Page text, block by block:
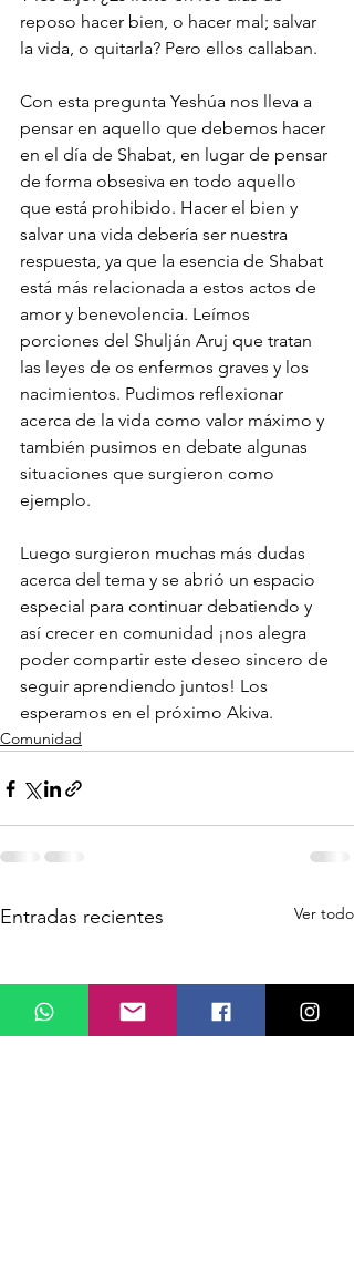
reposo hacer bien, o hacer mal; salvar
la vida, o quitarla? Pero ellos callaban.
Con esta pregunta Yeshúa nos lleva a
pensar en aquello que debemos hacer
en el día de Shabat, en lugar de pensar
de forma obsesiva en todo aquello
que está prohibido. Hacer el bien y
salvar una vida debería ser nuestra
respuesta, ya que la esencia de Shabat
está más relacionada a estos actos de
amor y benevolencia. Leímos
porciones del Shulján Aruj que tratan
las leyes de os enfermos graves y los
nacimientos. Pudimos reflexionar
acerca de la vida como valor máximo y
también pusimos en debate algunas
situaciones que surgieron como
ejemplo.
Luego surgieron muchas más dudas
acerca del tema y se abrió un espacio
especial para continuar debatiendo y
así crecer en comunidad ¡nos alegra
poder compartir este deseo sincero de
seguir aprendiendo juntos! Los
esperamos en el próximo Akiva.
Comunidad
Entradas recientes Ver todo